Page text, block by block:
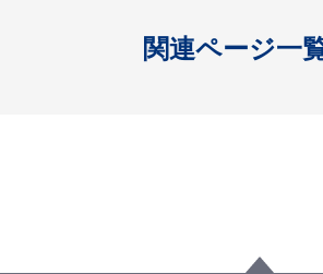
関連ページ一
開く